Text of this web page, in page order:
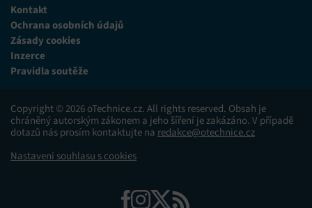
Kontakt
Ochrana osobních údajů
Zásady cookies
Inzerce
Pravidla soutěže
Copyright © 2026 oTechnice.cz. All rights reserved. Obsah je
chráněný autorským zákonem a jeho šíření je zakázáno. V případě
dotazů nás prosím kontaktujte na redakce@otechnice.cz
Nastavení souhlasu s cookies